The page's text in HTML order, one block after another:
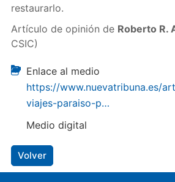
restaurarlo.
Artículo de opinión de Roberto R.
CSIC)
Enlace al medio
https://www.nuevatribuna.es/
viajes-paraiso-p…
Medio digital
Volver